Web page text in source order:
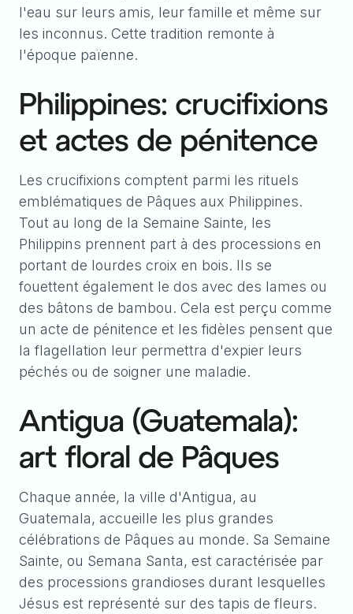
l'eau sur leurs amis, leur famille et même sur
les inconnus. Cette tradition remonte à
l'époque païenne.
Philippines: crucifixions
et actes de pénitence
Les crucifixions comptent parmi les rituels
emblématiques de Pâques aux Philippines.
Tout au long de la Semaine Sainte, les
Philippins prennent part à des processions en
portant de lourdes croix en bois. Ils se
fouettent également le dos avec des lames ou
des bâtons de bambou. Cela est perçu comme
un acte de pénitence et les fidèles pensent que
la flagellation leur permettra d'expier leurs
péchés ou de soigner une maladie.
Antigua (Guatemala):
art floral de Pâques
Chaque année, la ville d'Antigua, au
Guatemala, accueille les plus grandes
célébrations de Pâques au monde. Sa Semaine
Sainte, ou Semana Santa, est caractérisée par
des processions grandioses durant lesquelles
Jésus est représenté sur des tapis de fleurs.